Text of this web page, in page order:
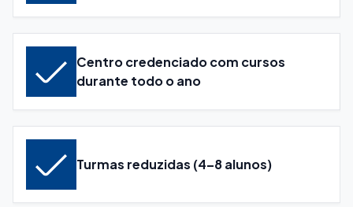
Centro credenciado com cursos
durante todo o ano
Turmas reduzidas (4–8 alunos)